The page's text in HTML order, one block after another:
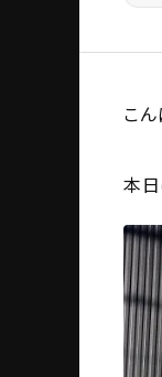
こ
本日